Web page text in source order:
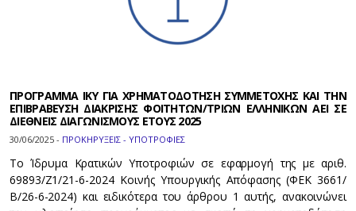
ΠΡΟΓΡΑΜΜΑ ΙΚΥ ΓΙΑ ΧΡΗΜΑΤΟΔΟΤΗΣΗ ΣΥΜΜΕΤΟΧΗΣ ΚΑΙ ΤΗΝ
ΕΠΙΒΡΑΒΕΥΣΗ ΔΙΑΚΡΙΣΗΣ ΦΟΙΤΗΤΩΝ/ΤΡΙΩΝ ΕΛΛΗΝΙΚΩΝ ΑΕΙ ΣΕ
ΔΙΕΘΝΕΙΣ ΔΙΑΓΩΝΙΣΜΟΥΣ ΕΤΟΥΣ 2025
30/06/2025 - ΠΡΟΚΗΡΥΞΕΙΣ - ΥΠΟΤΡΟΦΙΕΣ
Το Ίδρυμα Κρατικών Υποτροφιών σε εφαρμογή της με αριθ.
69893/Ζ1/21-6-2024 Κοινής Υπουργικής Απόφασης (ΦΕΚ 3661/
Β/26-6-2024) και ειδικότερα του άρθρου 1 αυτής, ανακοινώνει